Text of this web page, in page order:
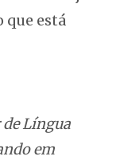
que está
Língua
em